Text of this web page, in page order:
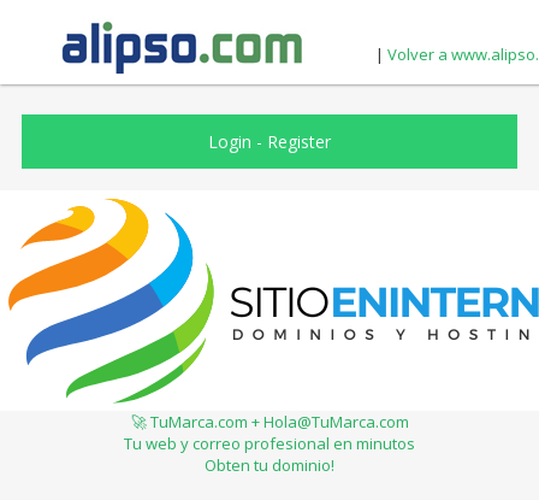
| Volver a
Login - Register
🚀 TuMarca.com + Hola@TuMarca.com
Tu web y correo profesional en minutos
Obten tu dominio!